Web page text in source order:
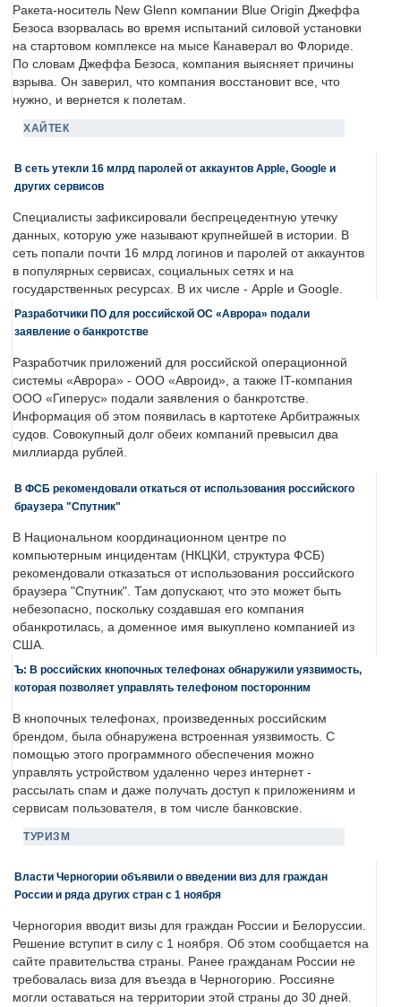
Ракета-носитель New Glenn компании Blue Origin Джеффа
Безоса взорвалась во время испытаний силовой установки
на стартовом комплексе на мысе Канаверал во Флориде.
По словам Джеффа Безоса, компания выясняет причины
взрыва. Он заверил, что компания восстановит все, что
нужно, и вернется к полетам.
ХАЙТЕК
В сеть утекли 16 млрд паролей от аккаунтов Apple, Google и
других сервисов
Специалисты зафиксировали беспрецедентную утечку
данных, которую уже называют крупнейшей в истории. В
сеть попали почти 16 млрд логинов и паролей от аккаунтов
в популярных сервисах, социальных сетях и на
государственных ресурсах. В их числе - Apple и Google.
Разработчики ПО для российской ОС «Аврора» подали
заявление о банкротстве
Разработчик приложений для российской операционной
системы «Аврора» - ООО «Авроид», а также IT-компания
ООО «Гиперус» подали заявления о банкротстве.
Информация об этом появилась в картотеке Арбитражных
судов. Совокупный долг обеих компаний превысил два
миллиарда рублей.
В ФСБ рекомендовали откаться от использования российского
браузера "Спутник"
В Национальном координационном центре по
компьютерным инцидентам (НКЦКИ, структура ФСБ)
рекомендовали отказаться от использования российского
браузера "Спутник". Там допускают, что это может быть
небезопасно, поскольку создавшая его компания
обанкротилась, а доменное имя выкуплено компанией из
США.
Ъ: В российских кнопочных телефонах обнаружили уязвимость,
которая позволяет управлять телефоном посторонним
В кнопочных телефонах, произведенных российским
брендом, была обнаружена встроенная уязвимость. С
помощью этого программного обеспечения можно
управлять устройством удаленно через интернет -
рассылать спам и даже получать доступ к приложениям и
сервисам пользователя, в том числе банковские.
ТУРИЗМ
Власти Черногории объявили о введении виз для граждан
России и ряда других стран с 1 ноября
Черногория вводит визы для граждан России и Белоруссии.
Решение вступит в силу с 1 ноября. Об этом сообщается на
сайте правительства страны. Ранее гражданам России не
требовалась виза для въезда в Черногорию. Россияне
могли оставаться на территории этой страны до 30 дней.